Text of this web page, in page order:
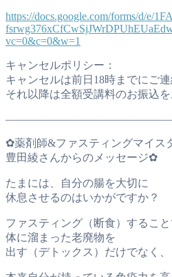
https://docs.google.com/forms/d/e/
vc=0&c=0&w=1
キャンセルポリシー：
キャンセルは前日18時までにご
それ以降は全額受講料のお振込
✿薬剤師&ファスティングマイス
豊田綾さんからのメッセージ✿
たまには、自分の腸を大切に
休息させるのはいかがですか？
ファスティング（断食）すること
体に溜まった老廃物を
出す（デトックス）だけでなく、